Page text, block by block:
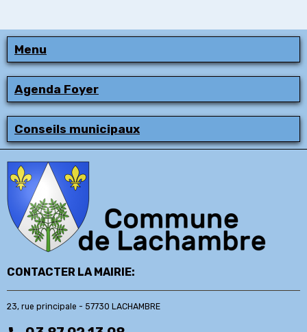
Menu
Agenda Foyer
Conseils municipaux
CONTACTER LA MAIRIE:
23, rue principale - 57730 LACHAMBRE